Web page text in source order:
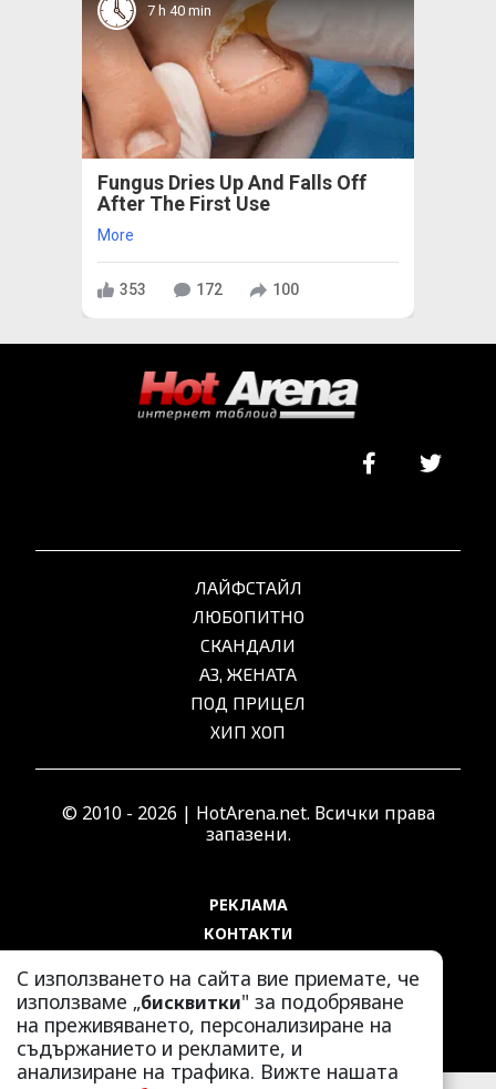
7 h 40 min
Fungus Dries Up And Falls Off
After The First Use
More
353 172 100
С използването на сайта вие приемате, че
използваме „бисквитки" за подобряване
на преживяването, персонализиране на
съдържанието и рекламите, и
анализиране на трафика. Вижте нашата
ЛАЙФСТАЙЛ
ЛЮБОПИТНО
СКАНДАЛИ
АЗ, ЖЕНАТА
ПОД ПРИЦЕЛ
ХИП ХОП
© 2010 - 2026 | HotArena.net. Всички права
запазени.
РЕКЛАМА
КОНТАКТИ
ПОЛИТИКА ЗА ПОВЕРИТЕЛНОСТ
ПОЛИТИКА ЗА БИСКВИТКИТЕ